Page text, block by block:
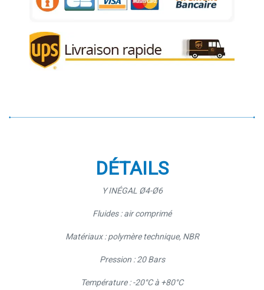
DÉTAILS
Y INÉGAL Ø4-Ø6
Fluides : air comprimé
Matériaux : polymère technique, NBR
Pression : 20 Bars
Température : -20°C à +80°C